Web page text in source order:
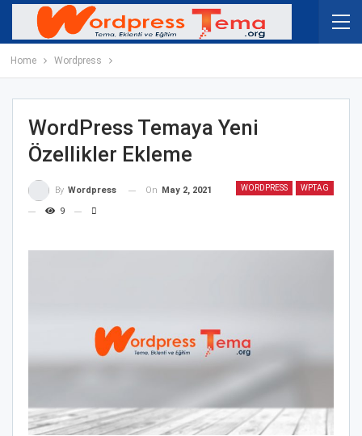
Home Wordpress
WordPress Temaya Yeni
Özellikler Ekleme
WORDPRESS WPTAG
By Wordpress On May 2, 2021
9